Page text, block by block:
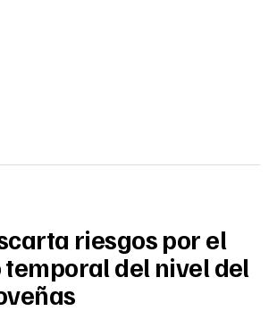
riesgos por el
temporal del nivel del